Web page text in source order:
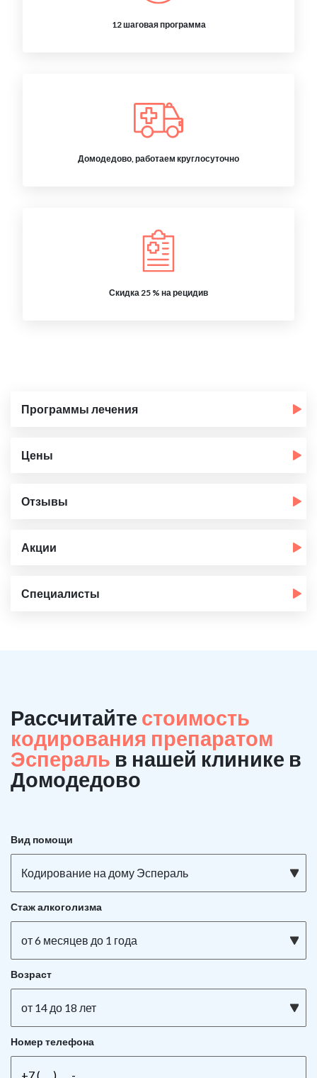
12 шаговая программа
Домодедово, работаем круглосуточно
Скидка 25 % на рецидив
Программы лечения
Цены
Отзывы
Акции
Специалисты
Рассчитайте стоимость
кодирования препаратом
Эспераль в нашей клинике в
Домодедово
Вид помощи
Кодирование на дому Эспераль
Стаж алкоголизма
от 6 месяцев до 1 года
Возраст
от 14 до 18 лет
Номер телефона